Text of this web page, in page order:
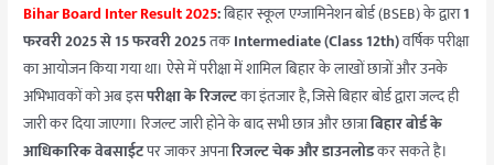
Bihar Board Inter Result 2025:बिहार स्कूल एग्जामिनेशन बोर्ड (BSEB) के द्वारा1
फरवरी 2025 से 15 फरवरी 2025तकIntermediate (Class 12th)वर्षिक परीक्षा
का आयोजन किया गया था। ऐसे में परीक्षा में शामिल बिहार के लाखों छात्रों और उनके
अभिभावकों को अब इसपरीक्षा के रिजल्टका इंतजार है, जिसे बिहार बोर्ड द्वारा जल्द ही
जारी कर दिया जाएगा। रिजल्ट जारी होने के बाद सभी छात्र और छात्राबिहार बोर्ड के
आधिकारिक वेबसाईटपर जाकर अपनारिजल्ट चेक और डाउनलोडकर सकते है।
यहां
मिलेगा
लिंक